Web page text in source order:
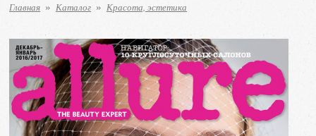
Главная » Каталог » Красота, эстетика